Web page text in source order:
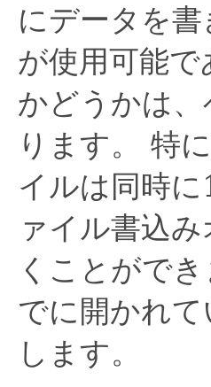
にデータを
が使用可能
かどうかは
ります。
特
イルは同時
ァイル書込
くことができ
でに開かれ
します。